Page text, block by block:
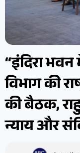
“इंदिरा
विभाग की
की बैठक,
न्याय और